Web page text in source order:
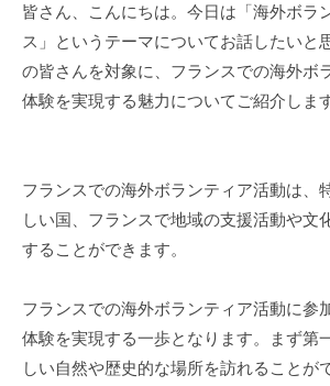
皆さん、こんにちは。今日は「海外ボラ
ス」というテーマについてお話したいと
の皆さんを対象に、フランスでの海外ボ
体験を実現する魅力についてご紹介します
フランスでの海外ボランティア活動は、
しい国、フランスで地域の支援活動や文
することができます。
フランスでの海外ボランティア活動に参
体験を実現する一歩となります。まず第
しい自然や歴史的な場所を訪れることが